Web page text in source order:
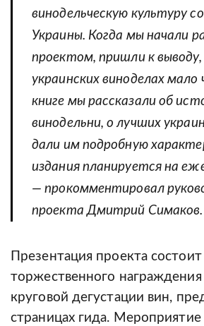
винодельческую культуру
Украины. Когда мы начали
проектом, пришли к
украинских виноделах
книге мы рассказали об
винодельни, о лучших
дали им подробную
издания планируется на
— прокомментировал
проекта Дмитрий Симаков.
Презентация проекта состоит
торжественного
круговой дегустации вин,
страницах гида. Мероприятие